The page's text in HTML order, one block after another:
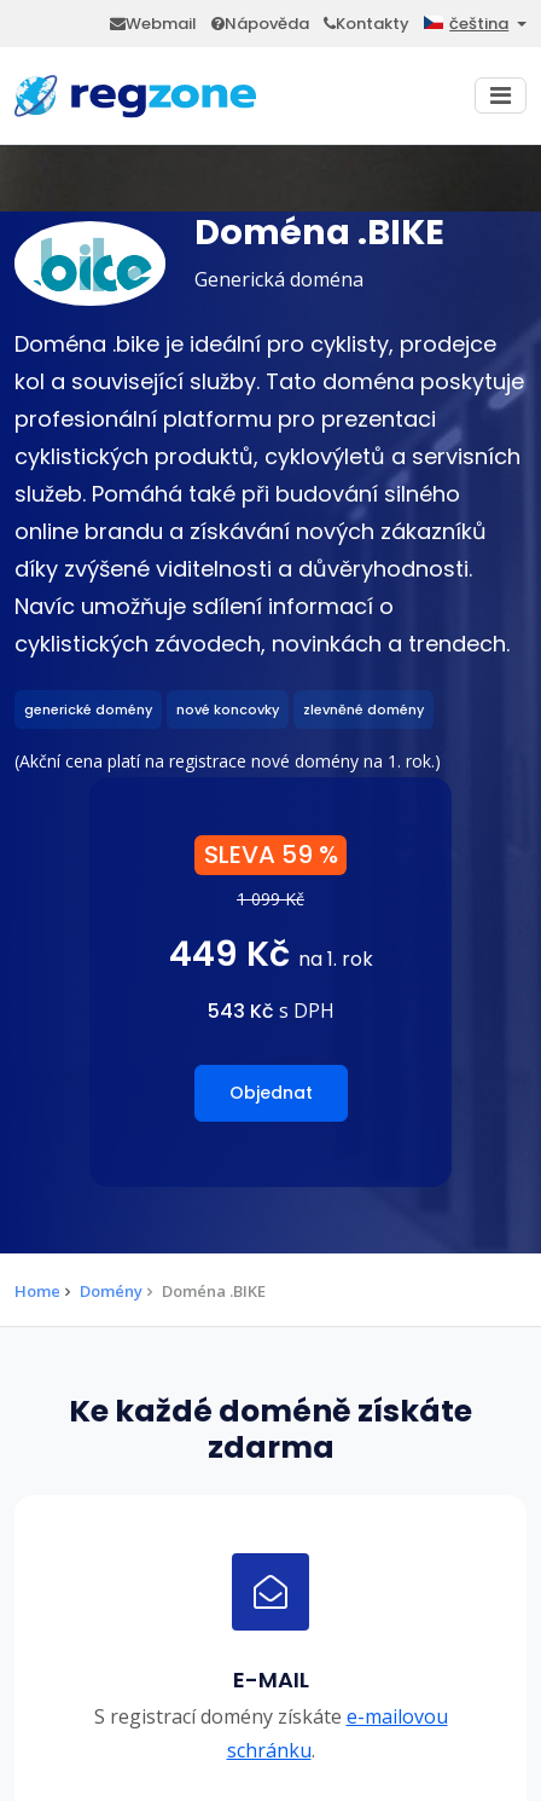
Webmail Nápověda Kontakty čeština
Doména .BIKE
Generická doména
Doména .bike je ideální pro cyklisty, prodejce
kol a související služby. Tato doména poskytuje
profesionální platformu pro prezentaci
cyklistických produktů, cyklovýletů a servisních
služeb. Pomáhá také při budování silného
online brandu a získávání nových zákazníků
díky zvýšené viditelnosti a důvěryhodnosti.
Navíc umožňuje sdílení informací o
cyklistických závodech, novinkách a trendech.
generické domény nové koncovky zlevněné domény
(Akční cena platí na registrace nové domény na 1. rok.)
SLEVA 59 %
1 099 Kč
449 Kč na 1. rok
543 Kč s DPH
Objednat
Home Domény Doména .BIKE
Ke každé doméně získáte
zdarma
E-MAIL
S registrací domény získáte e-mailovou
schránku.